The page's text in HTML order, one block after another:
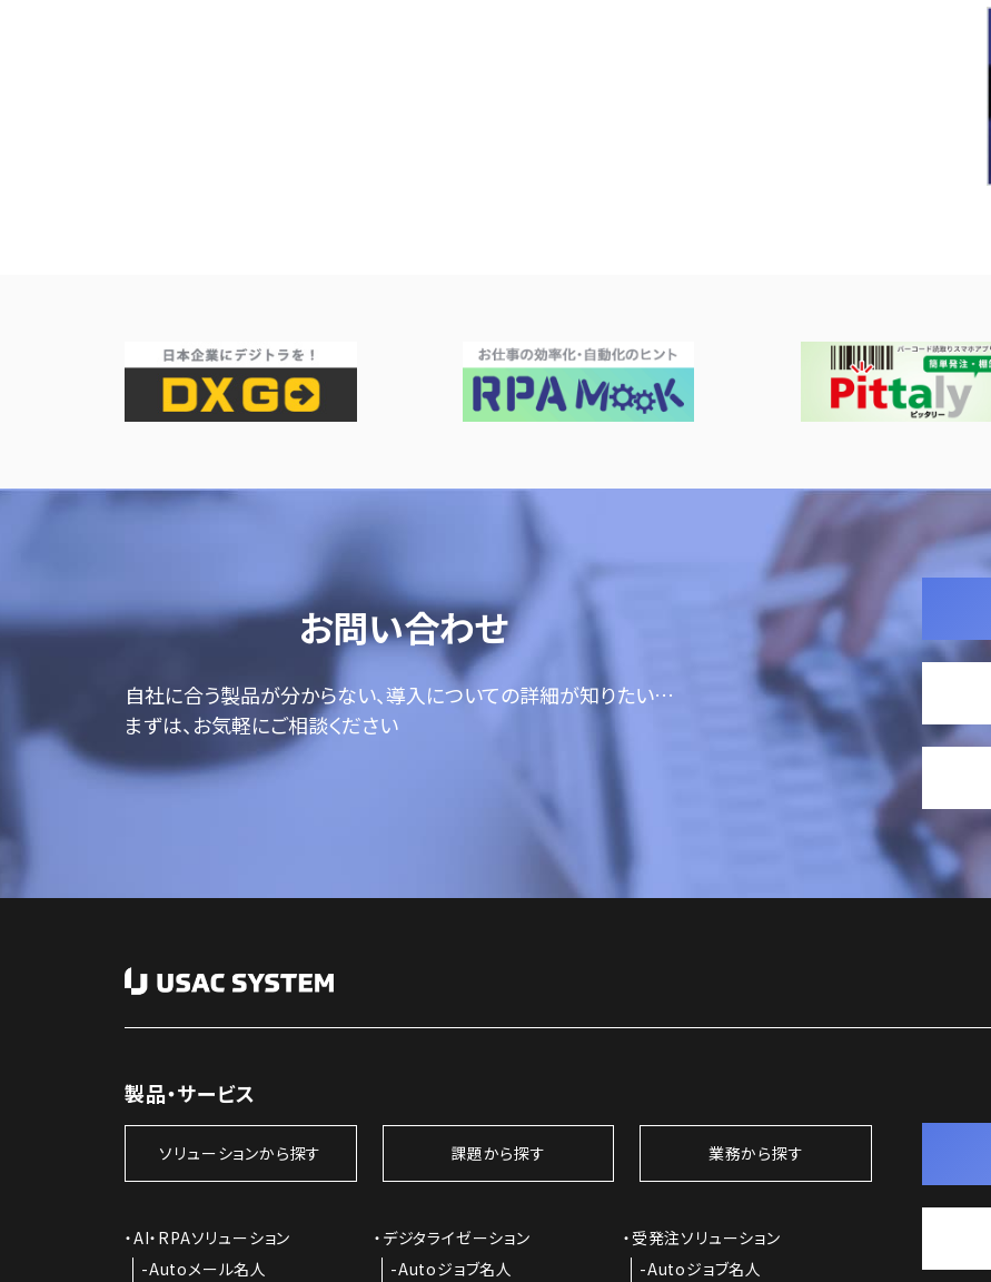
お問い合わせ
自社に合う製品が分からない、導入についての詳細が知りたい…
まずは、お気軽にご相談ください
製品・サービス
ソリューションから探す 課題から探す 業務から探す
AI・RPAソリューション
Autoメール名人
デジタライゼーション
Autoジョブ名人
受発注ソリューション
Autoジョブ名人